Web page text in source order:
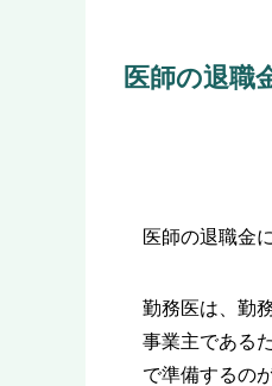
医師の退職
医師の退職金
勤務医は、勤
事業主である
で準備するの